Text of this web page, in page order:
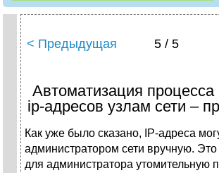
< Предыдущая 5 / 5
Автоматизация процесса
ip-адресов узлам сети –
Как уже было сказано, IP-адреса
администратором сети вручную. Это
для администратора утомительную